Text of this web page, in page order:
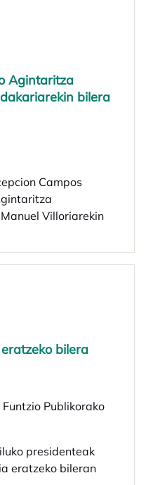
Agintaritza
bilera
Campos
Villoriarekin
bilera
Publikorako
presidenteak
eratzeko bileran